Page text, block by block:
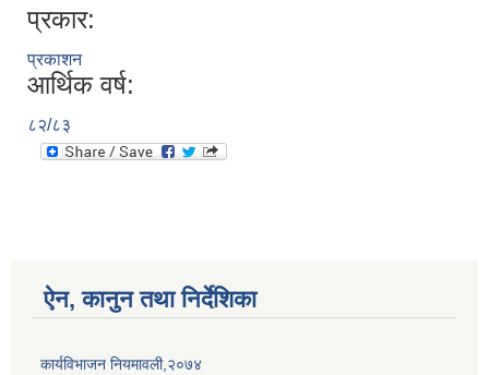
प्रकार:
प्रकाशन
आर्थिक वर्ष:
८२/८३
ऐन, कानुन तथा निर्देशिका
कार्यविभाजन नियमावली,२०७४